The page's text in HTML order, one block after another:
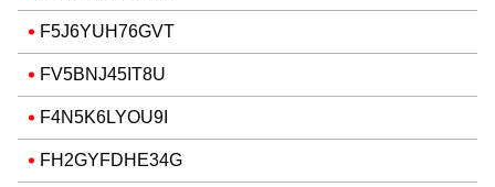
F5J6YUH76GVT
FV5BNJ45IT8U
F4N5K6LYOU9I
FH2GYFDHE34G